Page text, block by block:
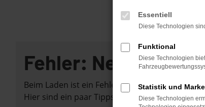
Fehler: Network
Beim Laden ist ein Fehler aufgetreten.
Hier sind ein paar Tipps, die dir helfen können:
Essentiell
Diese Technologien
Funktional
Diese Technologien
Statistik und
Diese Technologien